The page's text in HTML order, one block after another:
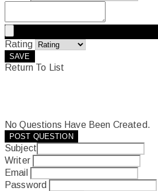
Rating
SAVE
Return To List
No Questions Have Been Created.
POST QUESTION
Subject
Writer
Email
Password